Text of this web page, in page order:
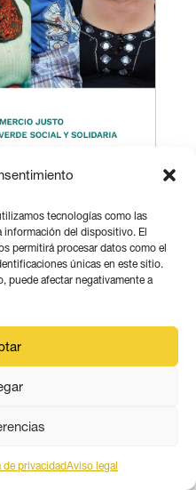
tecnologías como las
información del dispositivo. El
permitirá procesar datos como el
únicas en este sitio.
puede afectar negativamente a
de privacidadAviso legal